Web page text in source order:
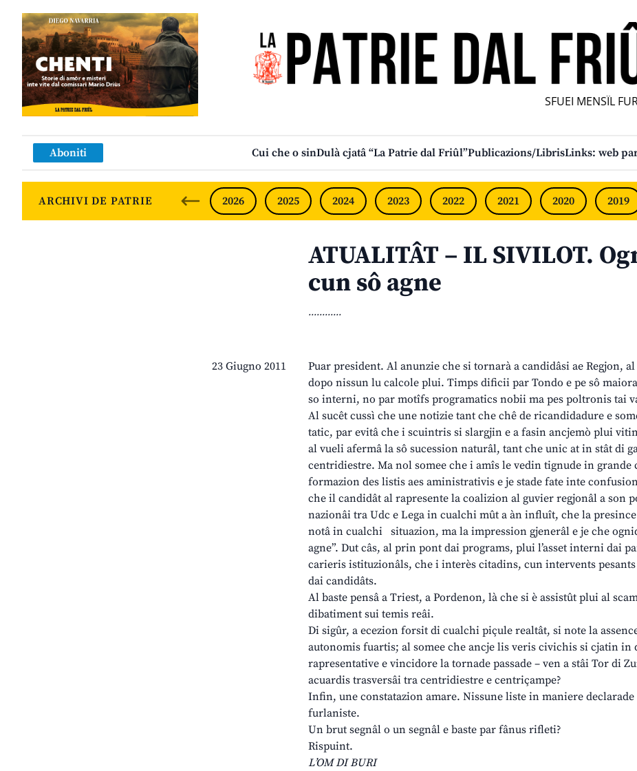
SFUEI MENSÎL
Aboniti Cui che o sinDulà cjatâ “La Patrie dal Friûl”Publicazions/LibrisLinks: web
ARCHIVI DE PATRIE 2026 2025 2024 2023 2022 2021 2020 2019
ATUALITÂT – IL SIVILOT.
cun sô agne
............
23 Giugno 2011
Puar president. Al anunzie che si tornarà a candidâsi ae Regjon,
dopo nissun lu calcole plui. Timps dificii par Tondo e pe sô
so interni, no par motîfs programatics nobii ma pes poltronis tai
Al sucêt cussì che une notizie tant che chê de ricandidadure e
tatic, par evitâ che i scuintris si slargjin e a fasin ancjemò plui
al vueli afermâ la sô sucession naturâl, tant che unic at in stât di
centridiestre. Ma nol somee che i amîs le vedin tignude in
formazion des listis aes aministrativis e je stade fate inte
che il candidât al rapresente la coalizion al guvier regjonâl a son
nazionâi tra Udc e Lega in cualchi mût a àn influît, che la
notâ in cualchi situazion, ma la impression gjenerâl e je che
agne”. Dut câs, al prin pont dai programs, plui l’asset interni dai
carieris istituzionâls, che i interès citadins, cun intervents
dai candidâts.
Al baste pensâ a Triest, a Pordenon, là che si è assistût plui al
dibatiment sui temis reâi.
Di sigûr, a ecezion forsit di cualchi piçule realtât, si note la
autonomis fuartis; al somee che ancje lis veris civichis si cjatin
rapresentative e vincidore la tornade passade – ven a stâi Tor di
acuardis trasversâi tra centridiestre e centriçampe?
Infin, une constatazion amare. Nissune liste in maniere declarade
furlaniste.
Un brut segnâl o un segnâl e baste par fânus rifleti?
Rispuint.
L’OM DI BURI